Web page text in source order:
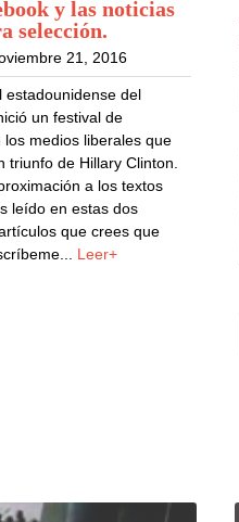
y las noticias
selección.
21, 2016
estadounidense del
un festival de
medios liberales que
de Hillary Clinton.
a los textos
leído en estas dos
que crees que
Leer+